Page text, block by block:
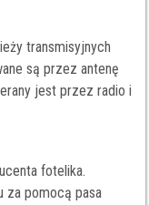
transmisyjnych
są przez antenę
jest przez radio i
fotelika.
za pomocą pasa